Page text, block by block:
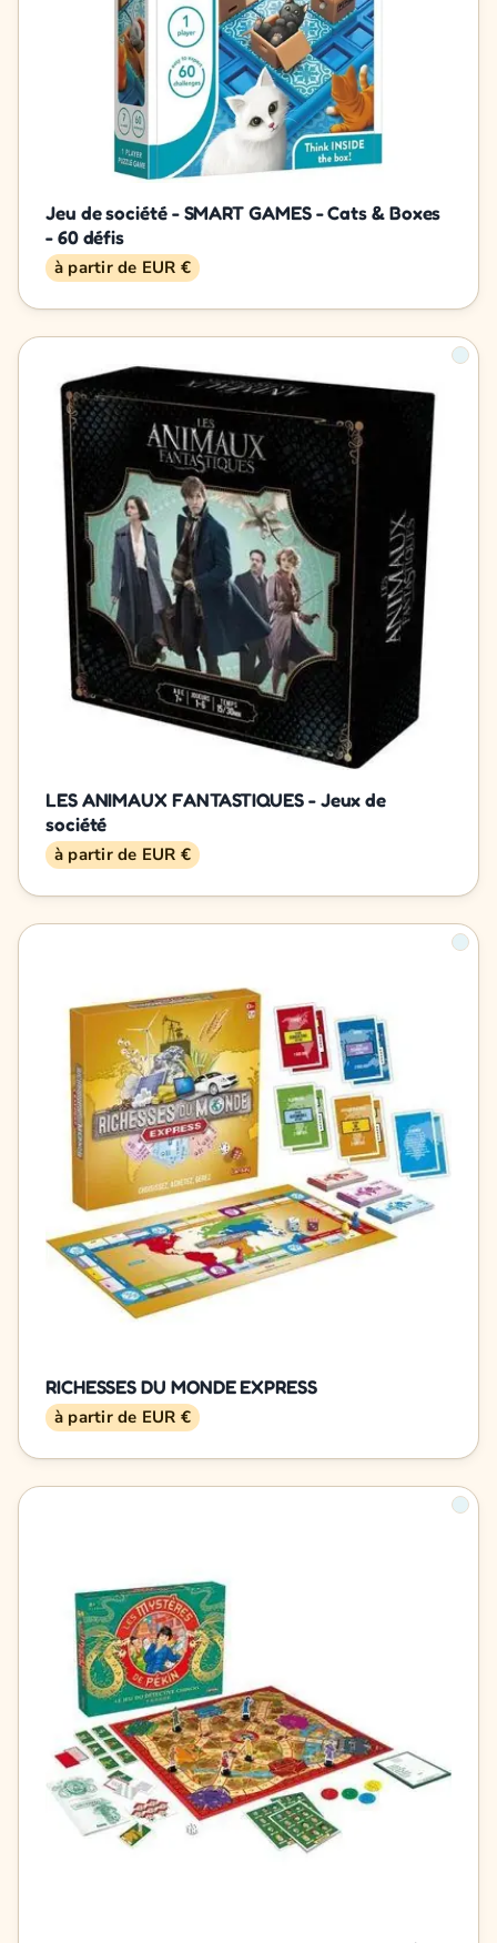
Jeu de société - SMART GAMES - Cats & Boxes
- 60 défis
à partir de EUR €
LES ANIMAUX FANTASTIQUES - Jeux de
société
à partir de EUR €
RICHESSES DU MONDE EXPRESS
à partir de EUR €